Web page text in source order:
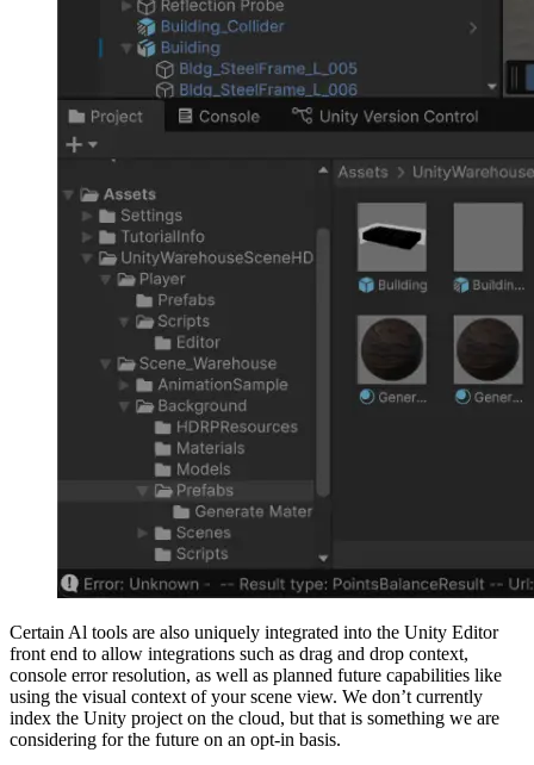
Certain Al tools are also uniquely integrated into the Unity Editor
front end to allow integrations such as drag and drop context,
console error resolution, as well as planned future capabilities like
using the visual context of your scene view. We don’t currently
index the Unity project on the cloud, but that is something we are
considering for the future on an opt-in basis.